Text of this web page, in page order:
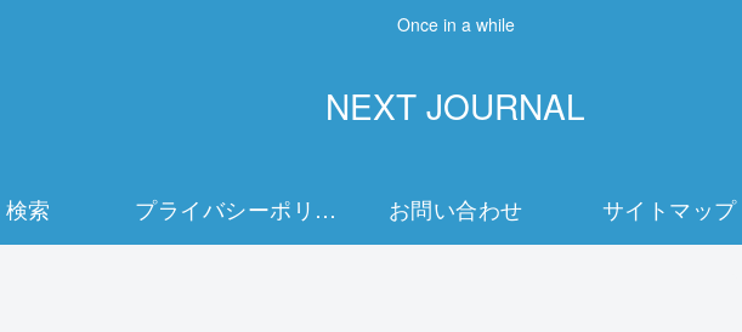
Once in a while
NEXT JOURNAL
検索 プライバシーポリシー お問い合わせ サイトマップ